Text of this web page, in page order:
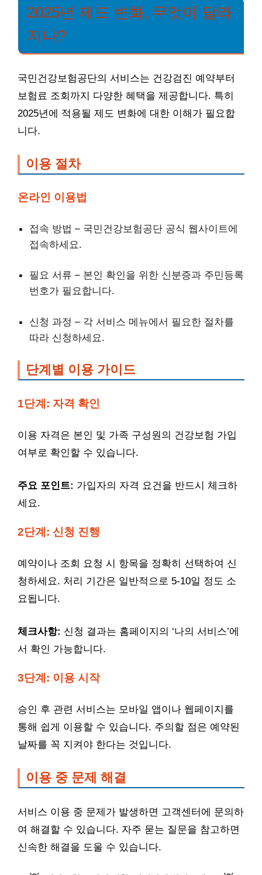
2025년 제도 변화, 무엇이 달라
지나?
국민건강보험공단의 서비스는 건강검진 예약부터
보험료 조회까지 다양한 혜택을 제공합니다. 특히
2025년에 적용될 제도 변화에 대한 이해가 필요합
니다.
이용 절차
온라인 이용법
접속 방법 – 국민건강보험공단 공식 웹사이트에
접속하세요.
필요 서류 – 본인 확인을 위한 신분증과 주민등록
번호가 필요합니다.
신청 과정 – 각 서비스 메뉴에서 필요한 절차를
따라 신청하세요.
단계별 이용 가이드
1단계: 자격 확인
이용 자격은 본인 및 가족 구성원의 건강보험 가입
여부로 확인할 수 있습니다.
주요 포인트: 가입자의 자격 요건을 반드시 체크하
세요.
2단계: 신청 진행
예약이나 조회 요청 시 항목을 정확히 선택하여 신
청하세요. 처리 기간은 일반적으로 5-10일 정도 소
요됩니다.
체크사항: 신청 결과는 홈페이지의 ‘나의 서비스’에
서 확인 가능합니다.
3단계: 이용 시작
승인 후 관련 서비스는 모바일 앱이나 웹페이지를
통해 쉽게 이용할 수 있습니다. 주의할 점은 예약된
날짜를 꼭 지켜야 한다는 것입니다.
이용 중 문제 해결
서비스 이용 중 문제가 발생하면 고객센터에 문의하
여 해결할 수 있습니다. 자주 묻는 질문을 참고하면
신속한 해결을 도울 수 있습니다.